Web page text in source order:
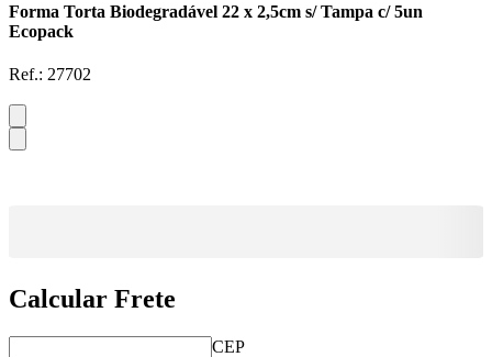
Forma Torta Biodegradável 22 x 2,5cm s/ Tampa c/ 5un
Ecopack
Ref.: 27702
Calcular Frete
CEP